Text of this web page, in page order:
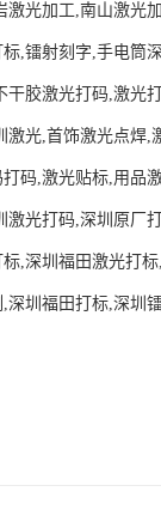
光加工,南山激光
,镭射刻字,手电
胶激光打码,激光
光,首饰激光点
码,激光贴标,用
光打码,深圳原厂
,深圳福田激光打
圳福田打标,深圳